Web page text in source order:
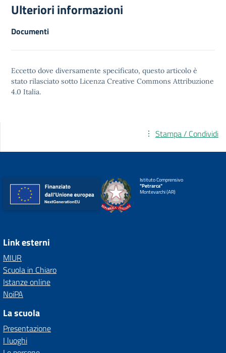
Ulteriori informazioni
Documenti
Eccetto dove diversamente specificato, questo articolo è
stato rilasciato sotto Licenza Creative Commons Attribuzione
4.0 Italia.
Stampa / Condividi
Istituto Comprensivo
"Petrarca"
Montevarchi (AR)
Link esterni
MIUR
Scuola in Chiaro
Istanze online
NoiPA
La scuola
Presentazione
I luoghi